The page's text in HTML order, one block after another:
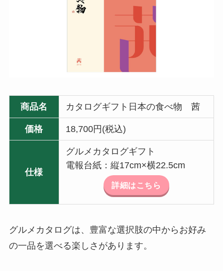
商品名 カタログギフト日本の食べ物 茜
価格 18,700円(税込)
仕様
グルメカタログギフト
電報台紙：縦17cm×横22.5cm
詳細はこちら
グルメカタログは、豊富な選択肢の中からお好み
の一品を選べる楽しさがあります。